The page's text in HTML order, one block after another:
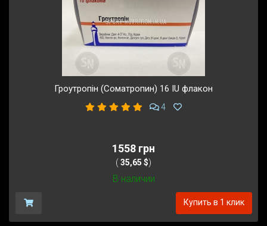
Гроутропін (Соматропин) 16 IU флакон
4
1558 грн
( 35,65 $)
В наличии
Купить в 1 клик